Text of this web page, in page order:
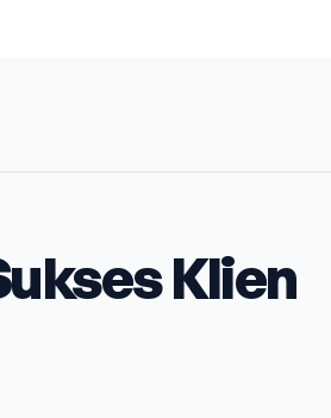
Klien